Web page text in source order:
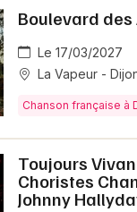
Boulevard des
Le 17/03/2027
La Vapeur -
Chanson française à
Toujours
Choristes
Johnny